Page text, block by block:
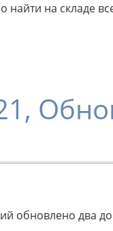
на складе
обновлено два